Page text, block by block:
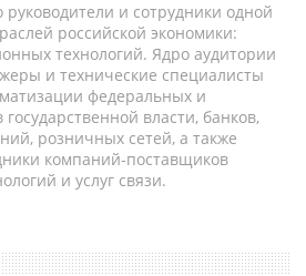
и сотрудники одной
российской экономики:
технологий. Ядро аудитории
и технические специалисты
федеральных и
власти, банков,
розничных сетей, а также
компаний-поставщиков
и услуг связи.